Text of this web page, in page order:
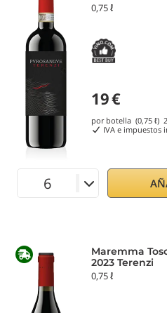
0,75 ℓ
19€
por botella (0,75 ℓ)
IVA e impuestos
Maremma
2023 Terenzi
0,75 ℓ